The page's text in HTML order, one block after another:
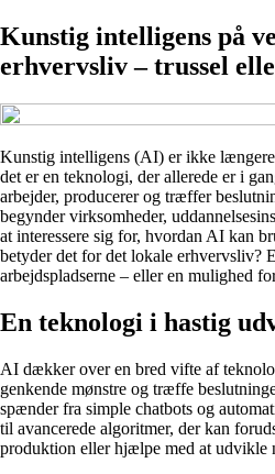
Kunstig intelligens på
erhvervsliv – trussel
Kunstig intelligens (AI) er ikke
det er en teknologi, der allerede er i
arbejder, producerer og træffer
begynder virksomheder,
at interessere sig for, hvordan AI kan
betyder det for det lokale erhvervsliv?
arbejdspladserne – eller en mulighed
En teknologi i hastig
AI dækker over en bred vifte af
genkende mønstre og træffe
spænder fra simple chatbots og
til avancerede algoritmer, der kan
produktion eller hjælpe med at udvikle